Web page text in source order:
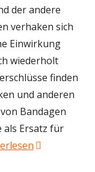
der andere
verhaken sich
Einwirkung
wiederholt
finden
und anderen
Bandagen
als Ersatz für